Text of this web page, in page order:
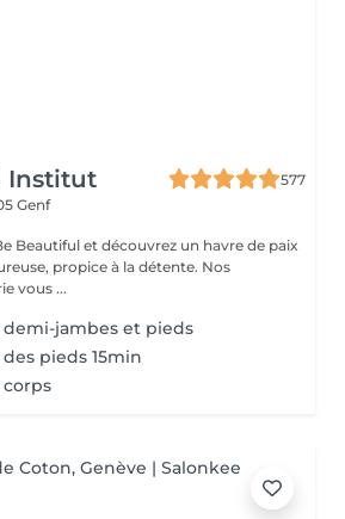
Institut
577
Genf
Beautiful et découvrez un havre de paix
propice à la détente. Nos
vous ...
demi-jambes et pieds
pieds 15min
corps